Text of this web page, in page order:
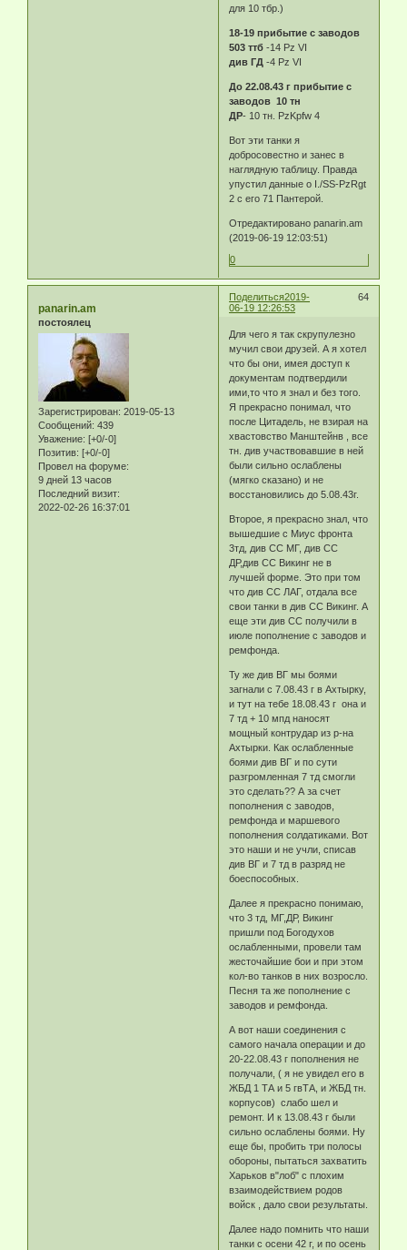
для 10 тбр.)
18-19 прибытие с заводов
503 ттб -14 Pz VI
див ГД-4 Pz VI
До 22.08.43 г прибытие с
заводов 10 тн
ДР- 10 тн. PzKpfw 4
Вот эти танки я
добросовестно и занес в
наглядную таблицу. Правда
упустил данные о I./SS-PzRgt
2 с его 71 Пантерой.
Отредактировано panarin.am
(2019-06-19 12:03:51)
0
Поделиться 64
2019-
06-19 12:26:53
panarin.am
постоялец
Зарегистрирован: 2019-05-13
Сообщений: 439
Уважение: [+0/-0]
Позитив: [+0/-0]
Провел на форуме:
9 дней 13 часов
Последний визит:
2022-02-26 16:37:01
Для чего я так скрупулезно
мучил свои друзей. А я хотел
что бы они, имея доступ к
документам подтвердили
ими,то что я знал и без того.
Я прекрасно понимал, что
после Цитадель, не взирая на
хвастовство Манштейнв , все
тн. див участвовавшие в ней
были сильно ослаблены
(мягко сказано) и не
восстановились до 5.08.43г.
Второе, я прекрасно знал, что
вышедшие с Миус фронта
3тд, див СС МГ, див СС
ДР,див СС Викинг не в
лучшей форме. Это при том
что див СС ЛАГ, отдала все
свои танки в див СС Викинг. А
еще эти див СС получили в
июле пополнение с заводов и
ремфонда.
Ту же див ВГ мы боями
загнали с 7.08.43 г в Ахтырку,
и тут на тебе 18.08.43 г она и
7 тд + 10 мпд наносят
мощный контрудар из р-на
Ахтырки. Как ослабленные
боями див ВГ и по сути
разгромленная 7 тд смогли
это сделать?? А за счет
пополнения с заводов,
ремфонда и маршевого
пополнения солдатиками. Вот
это наши и не учли, списав
див ВГ и 7 тд в разряд не
боеспособных.
Далее я прекрасно понимаю,
что 3 тд, МГ,ДР, Викинг
пришли под Богодухов
ослабленными, провели там
жесточайшие бои и при этом
кол-во танков в них возросло.
Песня та же пополнение с
заводов и ремфонда.
А вот наши соединения с
самого начала операции и до
20-22.08.43 г пополнения не
получали, ( я не увидел его в
ЖБД 1 ТА и 5 гвТА, и ЖБД тн.
корпусов) слабо шел и
ремонт. И к 13.08.43 г были
сильно ослаблены боями. Ну
еще бы, пробить три полосы
обороны, пытаться захватить
Харьков в"лоб" с плохим
взаимодействием родов
войск , дало свои результаты.
Далее надо помнить что наши
танки с осени 42 г, и по осень